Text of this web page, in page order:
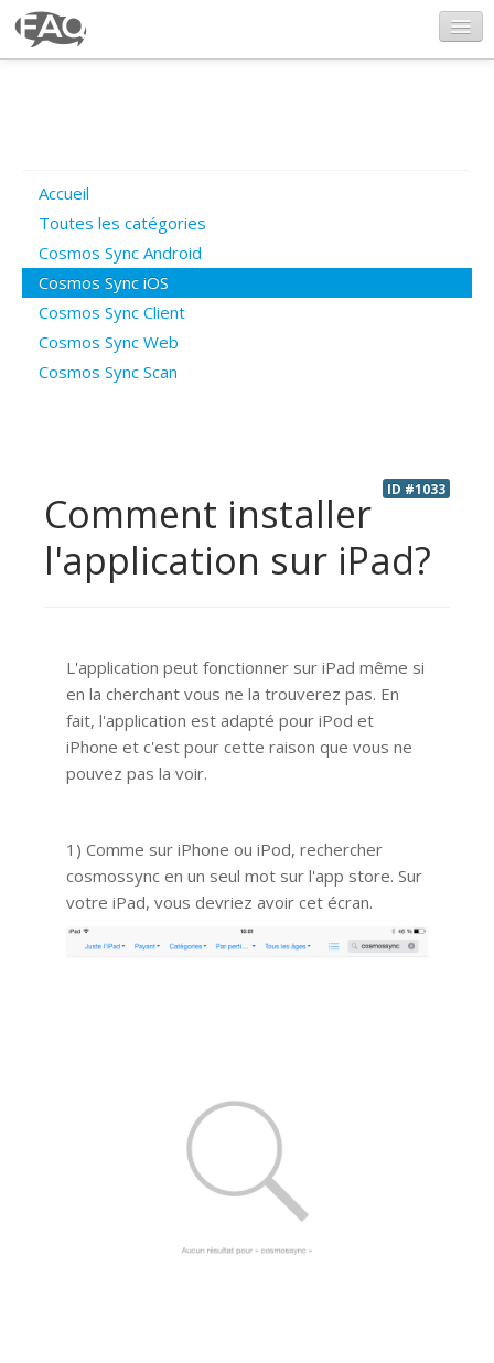
Poser une question
Questions ouvertes
Connexion
Accueil
Toutes les catégories
Cosmos Sync Android
Cosmos Sync iOS
Cosmos Sync Client
Cosmos Sync Web
Cosmos Sync Scan
ID #1033
Comment installer
l'application sur iPad?
L'application peut fonctionner sur iPad même si
en la cherchant vous ne la trouverez pas. En
fait, l'application est adapté pour iPod et
iPhone et c'est pour cette raison que vous ne
pouvez pas la voir.
1) Comme sur iPhone ou iPod, rechercher
cosmossync en un seul mot sur l'app store. Sur
votre iPad, vous devriez avoir cet écran.